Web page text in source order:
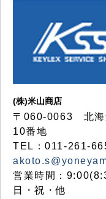
(株)米山商店
〒060-0063 北海
10番地
TEL：011-261-
営業時間：
日・祝・他